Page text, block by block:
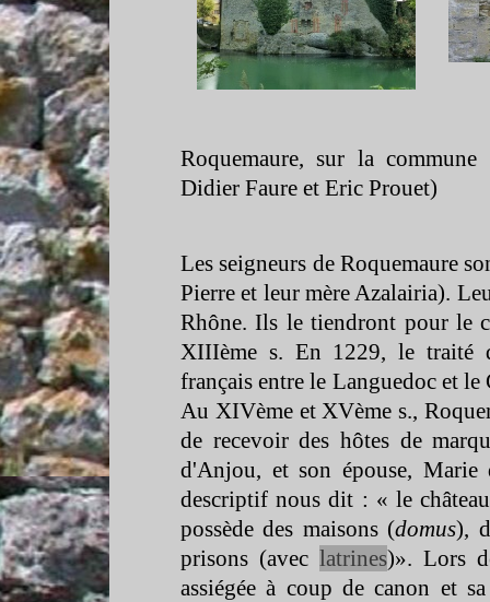
Roquemaure, sur la
Didier Faure et Eric Prouet)
Les seigneurs de Roquemaure
Pierre et leur mère Azalairia).
Rhône. Ils le tiendront pour le
XIIIème s. En 1229, le traité
français entre le Languedoc et
Au XIVème et XVème s.,
de recevoir des hôtes de
d'Anjou, et son épouse,
descriptif nous dit : « le
possède des maisons (domus),
prisons (avec latrines)». Lors
assiégée à coup de canon et